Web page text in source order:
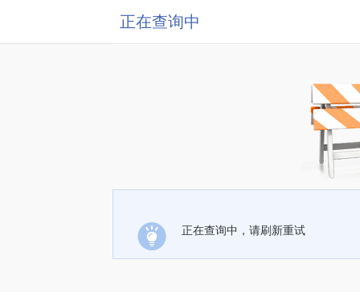
正在查询中
正在查询中，请刷新重试